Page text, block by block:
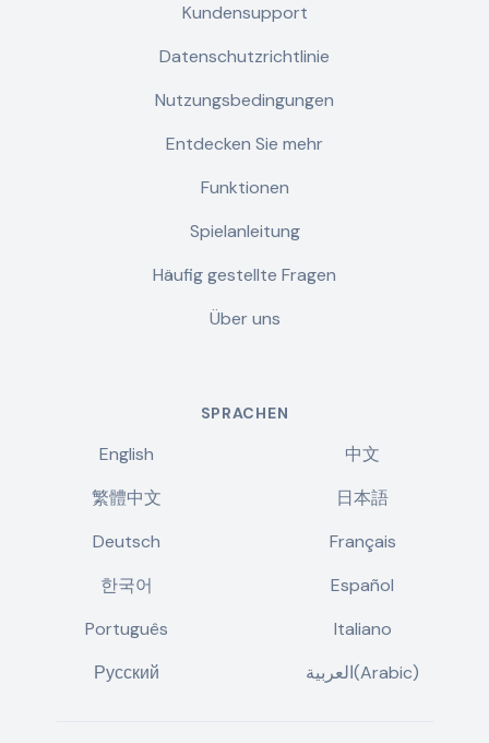
Kundensupport
Datenschutzrichtlinie
Nutzungsbedingungen
Entdecken Sie mehr
Funktionen
Spielanleitung
Häufig gestellte Fragen
Über uns
SPRACHEN
English
中文
繁體中文
日本語
Deutsch
Français
한국어
Español
Português
Italiano
Русский
العربية(Arabic)